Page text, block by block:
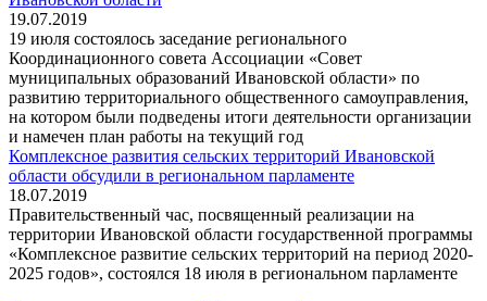
19.07.2019
19 июля состоялось заседание регионального
Координационного совета Ассоциации «Совет
муниципальных образований Ивановской области» по
развитию территориального общественного самоуправления,
на котором были подведены итоги деятельности организации
и намечен план работы на текущий год
Комплексное развития сельских территорий Ивановской
области обсудили в региональном парламенте
18.07.2019
Правительственный час, посвященный реализации на
территории Ивановской области государственной программы
«Комплексное развитие сельских территорий на период 2020-
2025 годов», состоялся 18 июля в региональном парламенте